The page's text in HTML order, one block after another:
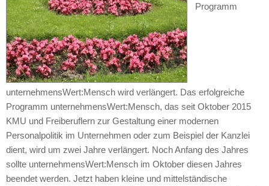
Programm
unternehmensWert:Mensch wird verlängert. Das erfolgreiche
Programm unternehmensWert:Mensch, das seit Oktober 2015
KMU und Freiberuflern zur Gestaltung einer modernen
Personalpolitik im Unternehmen oder zum Beispiel der Kanzlei
dient, wird um zwei Jahre verlängert. Noch Anfang des Jahres
sollte unternehmensWert:Mensch im Oktober diesen Jahres
beendet werden. Jetzt haben kleine und mittelständische